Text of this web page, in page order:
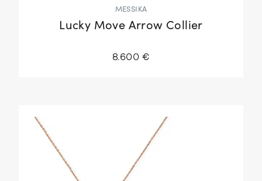
MESSIKA
Lucky Move Arrow Collier
8.600 €